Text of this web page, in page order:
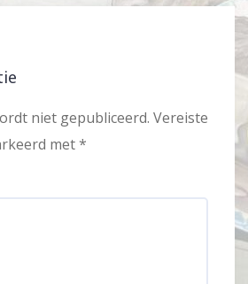
niet gepubliceerd. Vereiste
met*